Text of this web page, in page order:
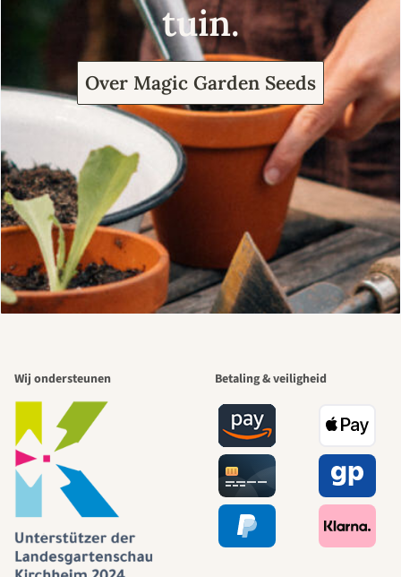
tuin.
Over Magic Garden Seeds
Wij ondersteunen Betaling & veiligheid